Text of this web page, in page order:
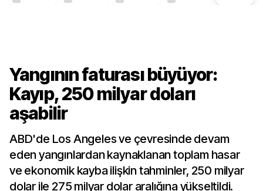
Yangının faturası büyüyor:
Kayıp, 250 milyar doları
aşabilir
ABD'de Los Angeles ve çevresinde devam
eden yangınlardan kaynaklanan toplam hasar
ve ekonomik kayba ilişkin tahminler, 250 milyar
dolar ile 275 milyar dolar aralığına yükseltildi.